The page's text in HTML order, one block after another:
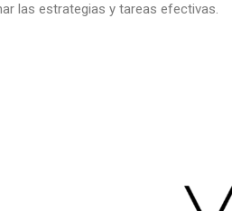
las estrategias y tareas efectivas.